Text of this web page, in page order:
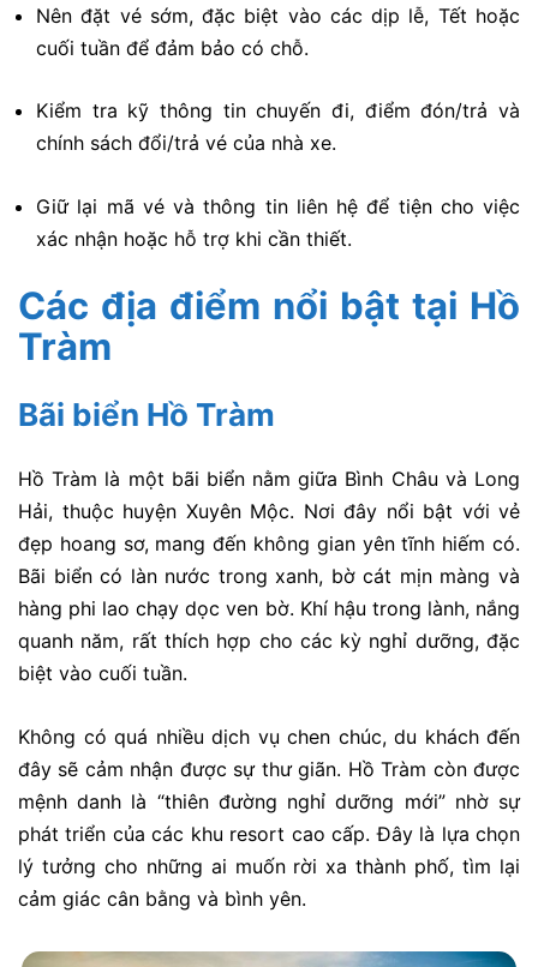
Nên đặt vé sớm, đặc biệt vào các dịp lễ, Tết hoặc
cuối tuần để đảm bảo có chỗ.
Kiểm tra kỹ thông tin chuyến đi, điểm đón/trả và
chính sách đổi/trả vé của nhà xe.
Giữ lại mã vé và thông tin liên hệ để tiện cho việc
xác nhận hoặc hỗ trợ khi cần thiết.
Các địa điểm nổi bật tại Hồ
Tràm
Bãi biển Hồ Tràm
Hồ Tràm là một bãi biển nằm giữa Bình Châu và Long
Hải, thuộc huyện Xuyên Mộc. Nơi đây nổi bật với vẻ
đẹp hoang sơ, mang đến không gian yên tĩnh hiếm có.
Bãi biển có làn nước trong xanh, bờ cát mịn màng và
hàng phi lao chạy dọc ven bờ. Khí hậu trong lành, nắng
quanh năm, rất thích hợp cho các kỳ nghỉ dưỡng, đặc
biệt vào cuối tuần.
Không có quá nhiều dịch vụ chen chúc, du khách đến
đây sẽ cảm nhận được sự thư giãn. Hồ Tràm còn được
mệnh danh là “thiên đường nghỉ dưỡng mới” nhờ sự
phát triển của các khu resort cao cấp. Đây là lựa chọn
lý tưởng cho những ai muốn rời xa thành phố, tìm lại
cảm giác cân bằng và bình yên.